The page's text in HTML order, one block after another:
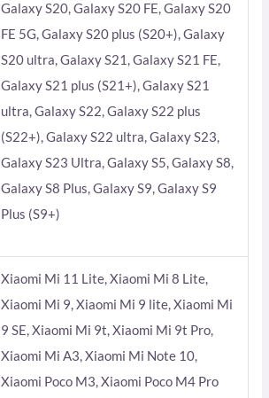
Galaxy S20, Galaxy S20 FE, Galaxy S20
FE 5G, Galaxy S20 plus (S20+), Galaxy
S20 ultra, Galaxy S21, Galaxy S21 FE,
Galaxy S21 plus (S21+), Galaxy S21
ultra, Galaxy S22, Galaxy S22 plus
(S22+), Galaxy S22 ultra, Galaxy S23,
Galaxy S23 Ultra, Galaxy S5, Galaxy S8,
Galaxy S8 Plus, Galaxy S9, Galaxy S9
Plus (S9+)
Xiaomi Mi 11 Lite, Xiaomi Mi 8 Lite,
Xiaomi Mi 9, Xiaomi Mi 9 lite, Xiaomi Mi
9 SE, Xiaomi Mi 9t, Xiaomi Mi 9t Pro,
Xiaomi Mi A3, Xiaomi Mi Note 10,
Xiaomi Poco M3, Xiaomi Poco M4 Pro